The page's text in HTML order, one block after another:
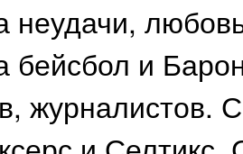
неудачи,
бейсбол и
журналистов.